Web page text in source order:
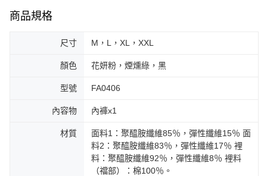
商品規格
尺寸 M，L，XL，XXL
顏色 花妍粉，煙燻綠，黑
型號 FA0406
內容物 內褲x1
材質
面料1：聚醯胺纖維85％，彈性纖維15％ 面
料2：聚醯胺纖維83％，彈性纖維17％ 裡
料：聚醯胺纖維92％，彈性纖維8％ 裡料
（襠部）：棉100％。